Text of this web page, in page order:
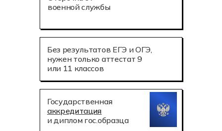
Государственная
аккредитация
и диплом гос.образца
военной службы
Без результатов ЕГЭ и ОГЭ,
нужен только аттестат 9
или 11 классов